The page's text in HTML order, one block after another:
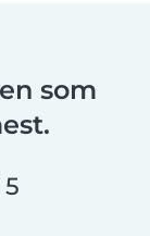
som